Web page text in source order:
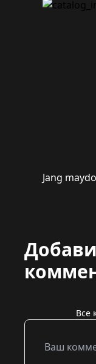
Jang
Все